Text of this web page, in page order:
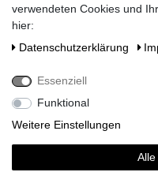
verwendeten Cookies und
hier:
Daten­schutz­erklärung
Essenziell
Funktional
Weitere Einstellungen